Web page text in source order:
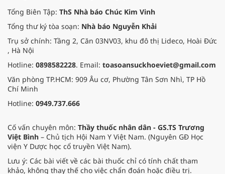
Tổng Biên Tập: ThS Nhà báo Chúc Kim Vinh
Tổng thư ký tòa soạn: Nhà báo Nguyễn Khải
Trụ sở chính: Tầng 2, Căn 03NV03, khu đô thị Lideco, Hoài Đức
, Hà Nội
Hotline: 0898582228. Email: toasoansuckhoeviet@gmail.com
Văn phòng TP.HCM: 909 Âu cơ, Phường Tân Sơn Nhì, TP Hồ
Chí Minh
Hotline: 0949.737.666
Cố vấn chuyên môn: Thầy thuốc nhân dân - GS.TS Trương
Việt Bình – Chủ tịch Hội Nam Y Việt Nam. (Nguyên GĐ Học
viện Y Dược học cổ truyền Việt Nam).
Lưu ý: Các bài viết về các bài thuốc chỉ có tính chất tham
khảo, không thay thế cho việc chẩn đoán hoặc điều trị.